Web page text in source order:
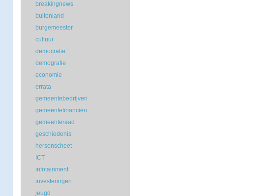
breakingnews
buitenland
burgemeester
cultuur
democratie
demografie
economie
errata
gemeentebedrijven
gemeentefinanciën
gemeenteraad
geschiedenis
hersenscheet
ICT
infotainment
investeringen
jeugd